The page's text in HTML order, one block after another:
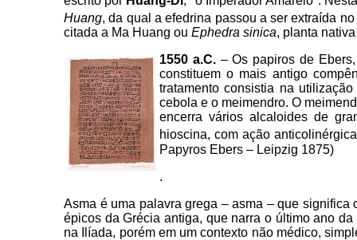
Huang, da qual a efedrina passou a ser extraída
citada a Ma Huang ou Ephedra sinica, planta
1550 a.C. – Os papiros de
constituem o mais antigo
tratamento consistia na
cebola e o meimendro. O
encerra vários alcaloides de
hioscina, com ação
Papyros Ebers – Leipzig 1875)
.
Asma é uma palavra grega – asma – que
épicos da Grécia antiga, que narra o último ano
na Ilíada, porém em um contexto não médico,